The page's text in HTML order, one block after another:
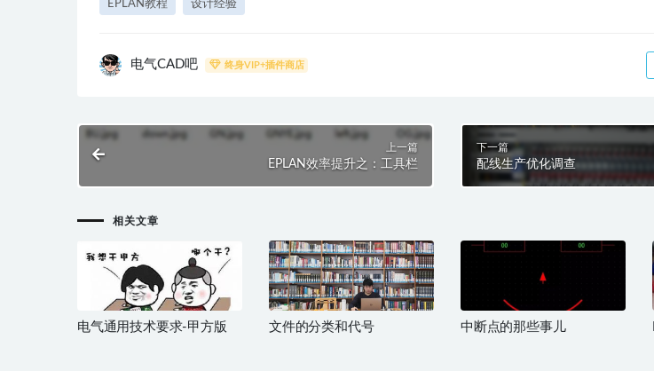
EPLAN教程 设计经验
电气CAD吧 终身VIP+插件商店
上一篇
EPLAN效率提升之：工具栏
下一篇
配线生产优化调查
相关文章
电气通用技术要求-甲方版 文件的分类和代号 中断点的那些事儿